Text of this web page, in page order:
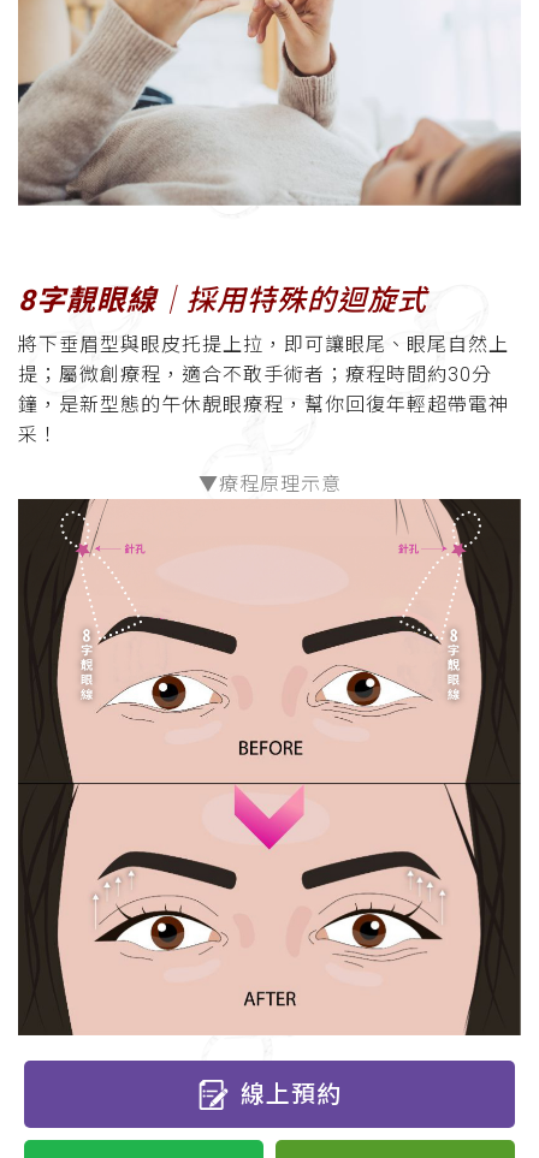
8字靚眼線│採用特殊的迴旋式
將下垂眉型與眼皮托提上拉，即可讓眼尾、眼尾自然上
提；屬微創療程，適合不敢手術者；療程時間約30分
鐘，是新型態的午休靚眼療程，幫你回復年輕超帶電神
采！
▼療程原理示意
線上預約